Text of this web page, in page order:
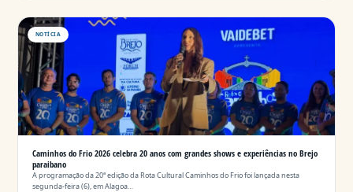
NOTÍCIA
Caminhos do Frio 2026 celebra 20 anos com grandes shows e experiências no Brejo
paraibano
A programação da 20ª edição da Rota Cultural Caminhos do Frio foi lançada nesta
segunda-feira (6), em Alagoa…